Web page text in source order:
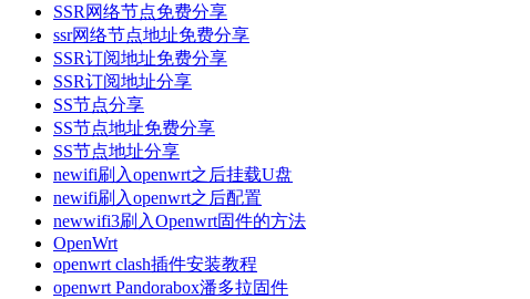
SSR网络节点免费分享
ssr网络节点地址免费分享
SSR订阅地址免费分享
SSR订阅地址分享
SS节点分享
SS节点地址免费分享
SS节点地址分享
newifi刷入openwrt之后挂载U盘
newifi刷入openwrt之后配置
newwifi3刷入Openwrt固件的方法
OpenWrt
openwrt clash插件安装教程
openwrt Pandorabox潘多拉固件